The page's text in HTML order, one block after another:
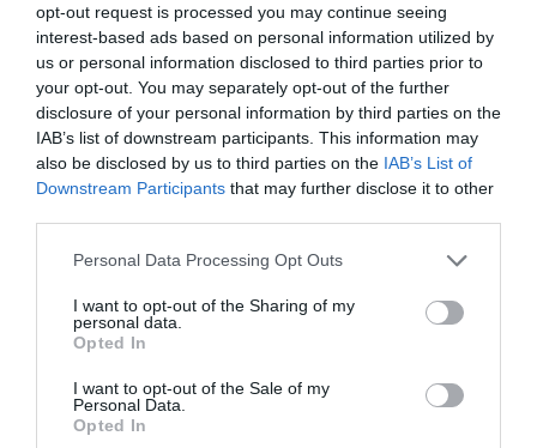
opt-out request is processed you may continue seeing
interest-based ads based on personal information utilized by
us or personal information disclosed to third parties prior to
your opt-out. You may separately opt-out of the further
disclosure of your personal information by third parties on the
IAB’s list of downstream participants. This information may
also be disclosed by us to third parties on the IAB’s List of
Downstream Participants that may further disclose it to other
Please note that this website/app uses one or more Google
not limited to your visit or usage behaviour. You may click to
grant or deny consent to Google and its third-party tags to
use your data for below specified purposes in below Google
consent section.
Personal Data Processing Opt Outs
I want to opt-out of the Sharing of my
personal data.
Opted In
I want to opt-out of the Sale of my
Personal Data.
Opted In
2024. JÚNIUS 4. ● HAMU ÉS GYÉMÁNT